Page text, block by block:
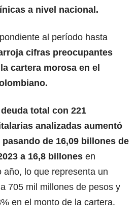
a nivel nacional.
al período hasta
cifras preocupantes
cartera morosa en el
total con 221
analizadas aumentó
de 16,09 billones de
a 16,8 billones en
año, lo que representa un
705 mil millones de pesos y
en el monto de la cartera.